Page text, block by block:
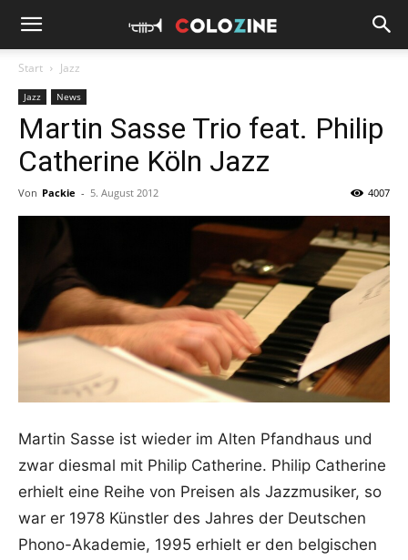
Start Jazz
Jazz News
Martin Sasse Trio feat. Philip
Catherine Köln Jazz
Von Packie - 5. August 2012 4007
Martin Sasse ist wieder im Alten Pfandhaus und
zwar diesmal mit Philip Catherine. Philip Catherine
erhielt eine Reihe von Preisen als Jazzmusiker, so
war er 1978 Künstler des Jahres der Deutschen
Phono-Akademie, 1995 erhielt er den belgischen